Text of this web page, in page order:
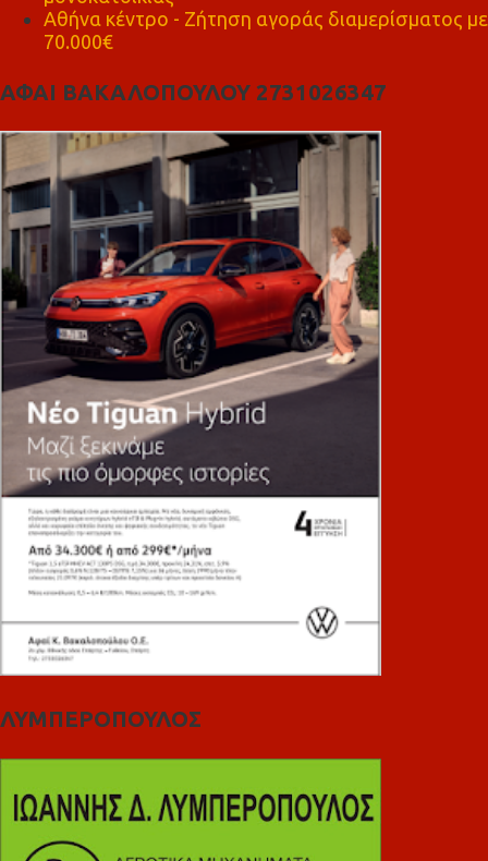
Αθήνα κέντρο - Ζήτηση αγοράς διαμερίσματος με
70.000€
ΑΦΑΙ ΒΑΚΑΛΟΠΟΥΛΟΥ 2731026347
ΛΥΜΠΕΡΟΠΟΥΛΟΣ